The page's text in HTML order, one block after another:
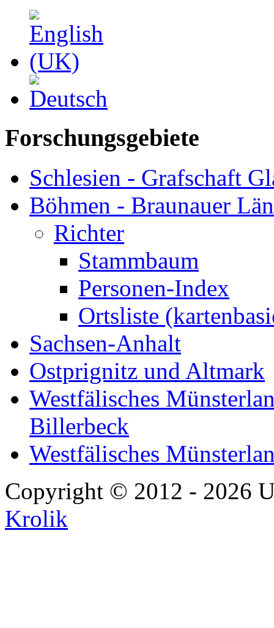
Forschungsgebiete
Schlesien - Grafschaft
Böhmen - Braunauer
Richter
Stammbaum
Personen-Index
Ortsliste
Sachsen-Anhalt
Ostprignitz und Altmark
Westfälisches
Billerbeck
Westfälisches
Copyright © 2012 - 2026
Krolik